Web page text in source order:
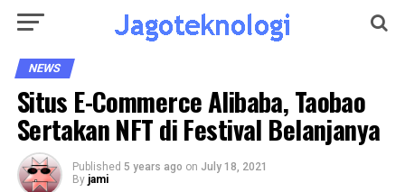
NEWS
Situs E-Commerce Alibaba, Taobao
Sertakan NFT di Festival Belanjanya
Published 5 years ago on July 18, 2021
By jami